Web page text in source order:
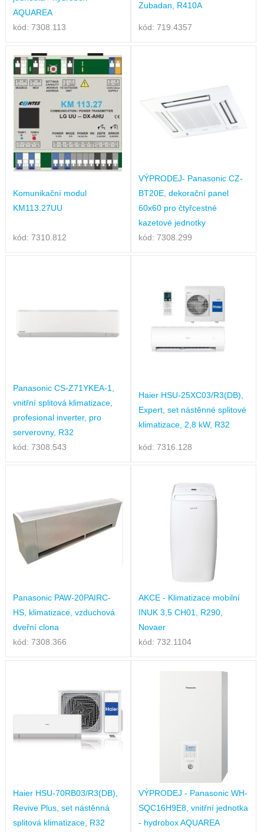
AQUAREA
kód: 7308.113
Zubadan, R410A
kód: 719.4357
Komunikační modul
KM113.27UU
kód: 7310.812
VÝPRODEJ- Panasonic CZ-
BT20E, dekorační panel
60x60 pro čtyřcestné
kazetové jednotky
kód: 7308.299
Panasonic CS-Z71YKEA-1,
vnitřní splitová klimatizace,
profesional inverter, pro
serverovny, R32
kód: 7308.543
Haier HSU-25XC03/R3(DB),
Expert, set nástěnné splitové
klimatizace, 2,8 kW, R32
kód: 7316.128
Panasonic PAW-20PAIRC-
HS, klimatizace, vzduchová
dveřní clona
kód: 7308.366
AKCE - Klimatizace mobilní
INUK 3,5 CH01, R290,
Novaer
kód: 732.1104
Haier HSU-70RB03/R3(DB),
Revive Plus, set nástěnná
splitová klimatizace, R32
VÝPRODEJ - Panasonic WH-
SQC16H9E8, vnitřní jednotka
- hydrobox AQUAREA